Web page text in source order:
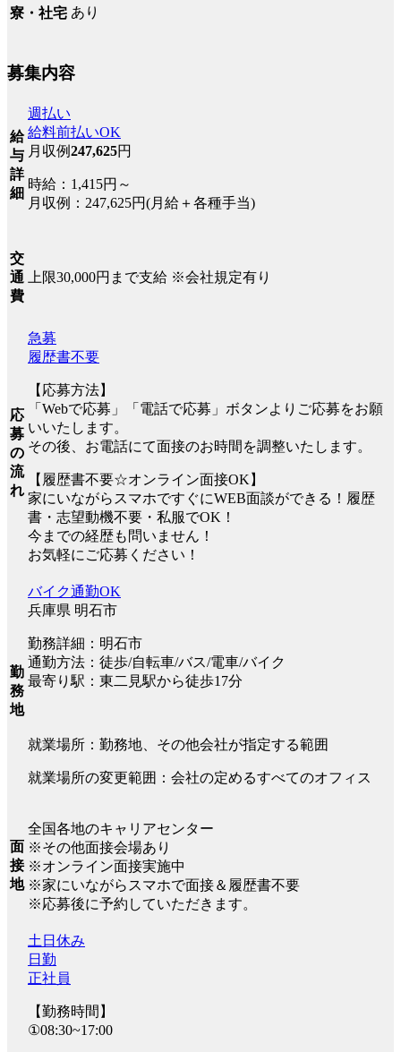
寮・社宅 あり
募集内容
給
与
詳
細
週払い
給料前払いOK
月収例247,625円
時給：1,415円～
月収例：247,625円(月給＋各種手当)
交
通
費
上限30,000円まで支給 ※会社規定有り
応
募
の
流
れ
急募
履歴書不要
【応募方法】
「Webで応募」「電話で応募」ボタンよりご応募をお願
いいたします。
その後、お電話にて面接のお時間を調整いたします。
【履歴書不要☆オンライン面接OK】
家にいながらスマホですぐにWEB面談ができる！履歴
書・志望動機不要・私服でOK！
今までの経歴も問いません！
お気軽にご応募ください！
勤
務
地
バイク通勤OK
兵庫県 明石市
勤務詳細：明石市
通勤方法：徒歩/自転車/バス/電車/バイク
最寄り駅：東二見駅から徒歩17分
就業場所：勤務地、その他会社が指定する範囲
就業場所の変更範囲：会社の定めるすべてのオフィス
面
接
地
全国各地のキャリアセンター
※その他面接会場あり
※オンライン面接実施中
※家にいながらスマホで面接＆履歴書不要
※応募後に予約していただきます。
土日休み
日勤
正社員
【勤務時間】
①08:30~17:00